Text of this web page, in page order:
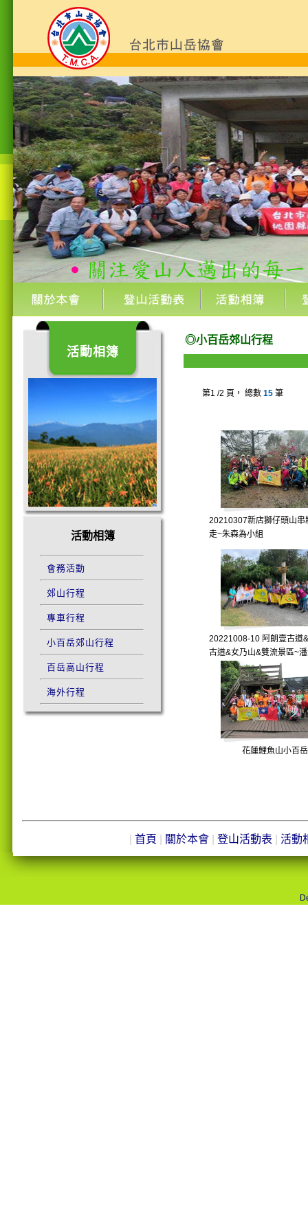
活動相簿
活動相簿
會務活動
郊山行程
專車行程
小百岳郊山行程
百岳高山行程
海外行程
◎小百岳郊山行程
第1 /2 頁， 總數 15 筆
20210307新店獅仔頭山串
走~朱森為小組
20221008-10 阿朗壹古道
古道&女乃山&雙流景區~
花蓮鯉魚山小百岳
首頁 關於本會| 登山活動表 活動